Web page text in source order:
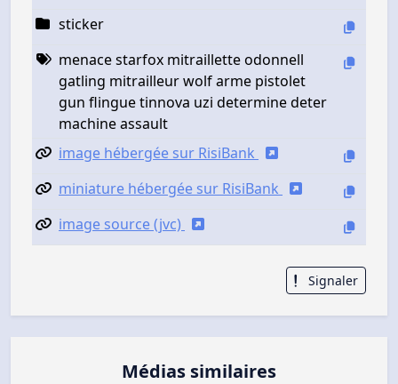
sticker
menace starfox mitraillette odonnell
gatling mitrailleur wolf arme pistolet
gun flingue tinnova uzi determine deter
machine assault
image hébergée sur RisiBank
miniature hébergée sur RisiBank
image source (jvc)
Signaler
Médias similaires